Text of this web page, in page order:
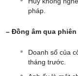
pháp.
– Đồng âm qua
Doanh số của
tháng trước.